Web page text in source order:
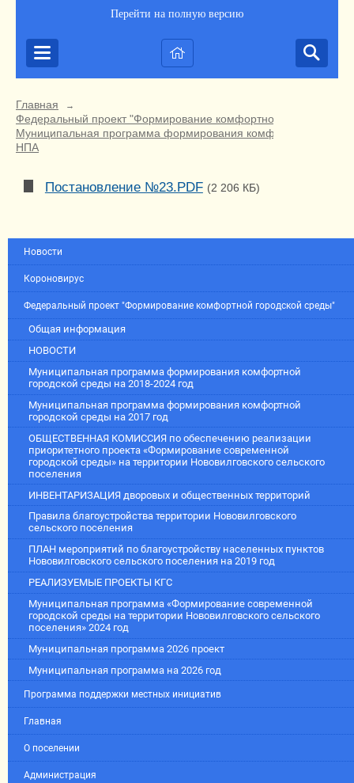
Перейти на полную версию
Главная →
Федеральный проект "Формирование комфортной городской
Муниципальная программа формирования комфортной
НПА
Постановление №23.PDF (2 206 КБ)
Новости
Короновирус
Федеральный проект "Формирование комфортной городской среды"
Общая информация
НОВОСТИ
Муниципальная программа формирования комфортной
городской среды на 2018-2024 год
Муниципальная программа формирования комфортной
городской среды на 2017 год
ОБЩЕСТВЕННАЯ КОМИССИЯ по обеспечению реализации
приоритетного проекта «Формирование современной
городской среды» на территории Нововилговского сельского
поселения
ИНВЕНТАРИЗАЦИЯ дворовых и общественных территорий
Правила благоустройства территории Нововилговского
сельского поселения
ПЛАН мероприятий по благоустройству населенных пунктов
Нововилговского сельского поселения на 2019 год
РЕАЛИЗУЕМЫЕ ПРОЕКТЫ КГС
Муниципальная программа «Формирование современной
городской среды на территории Нововилговского сельского
поселения» 2024 год
Муниципальная программа 2026 проект
Муниципальная программа на 2026 год
Программа поддержки местных инициатив
Главная
О поселении
Администрация